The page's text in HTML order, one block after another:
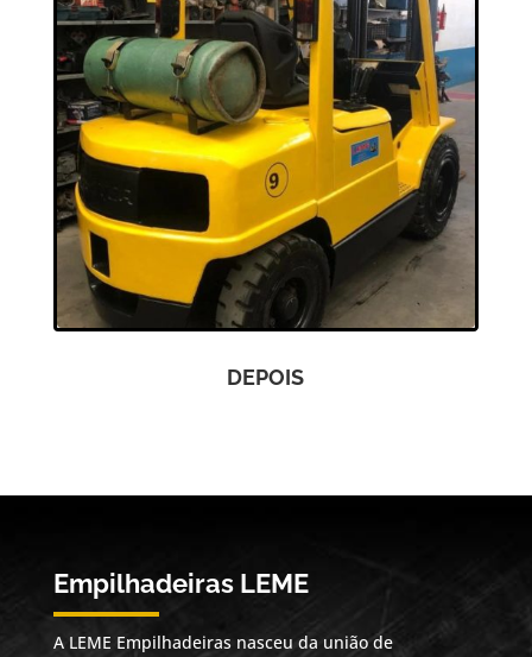
DEPOIS
Empilhadeiras LEME
A LEME Empilhadeiras nasceu da união de